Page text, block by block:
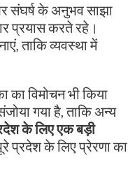
संघर्ष के अनुभव साझा
प्रयास करते रहे।
ताकि व्यवस्था में
का विमोचन भी किया
गया है, ताकि अन्य
के लिए एक बड़ी
प्रदेश के लिए प्रेरणा का